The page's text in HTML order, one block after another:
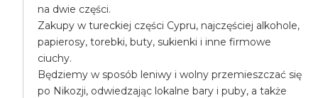
na dwie części.
Zakupy w tureckiej części Cypru, najczęściej alkohole,
papierosy, torebki, buty, sukienki i inne firmowe
ciuchy.
Będziemy w sposób leniwy i wolny przemieszczać się
po Nikozji, odwiedzając lokalne bary i puby, a także